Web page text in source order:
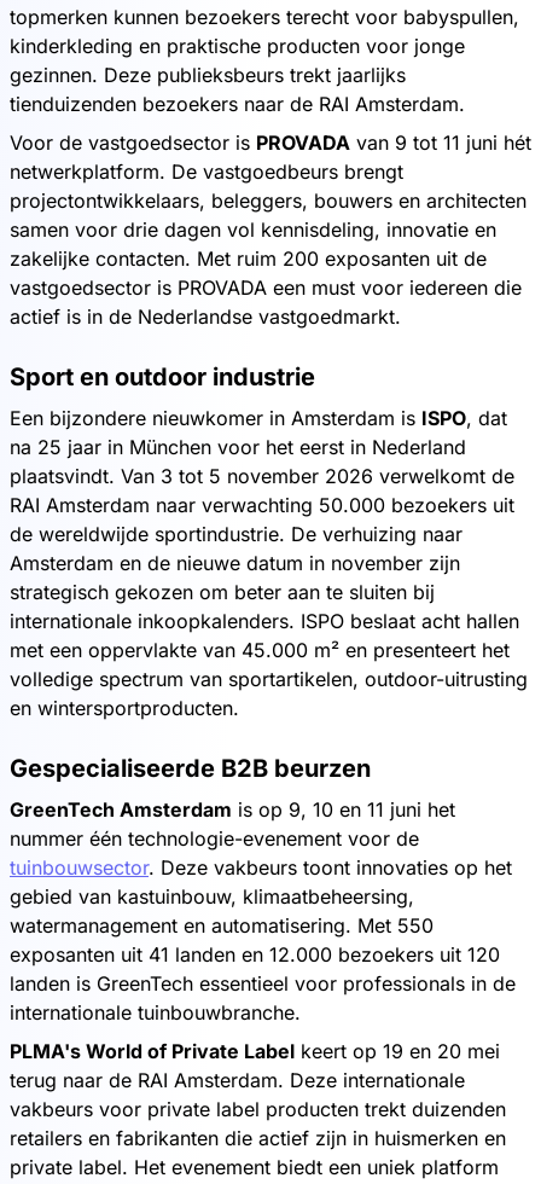
topmerken kunnen bezoekers terecht voor babyspullen,
kinderkleding en praktische producten voor jonge
gezinnen. Deze publieksbeurs trekt jaarlijks
tienduizenden bezoekers naar de RAI Amsterdam.
Voor de vastgoedsector is PROVADA van 9 tot 11 juni hét
netwerkplatform. De vastgoedbeurs brengt
projectontwikkelaars, beleggers, bouwers en architecten
samen voor drie dagen vol kennisdeling, innovatie en
zakelijke contacten. Met ruim 200 exposanten uit de
vastgoedsector is PROVADA een must voor iedereen die
actief is in de Nederlandse vastgoedmarkt.
Sport en outdoor industrie
Een bijzondere nieuwkomer in Amsterdam is ISPO, dat
na 25 jaar in München voor het eerst in Nederland
plaatsvindt. Van 3 tot 5 november 2026 verwelkomt de
RAI Amsterdam naar verwachting 50.000 bezoekers uit
de wereldwijde sportindustrie. De verhuizing naar
Amsterdam en de nieuwe datum in november zijn
strategisch gekozen om beter aan te sluiten bij
internationale inkoopkalenders. ISPO beslaat acht hallen
met een oppervlakte van 45.000 m² en presenteert het
volledige spectrum van sportartikelen, outdoor-uitrusting
en wintersportproducten.
Gespecialiseerde B2B beurzen
GreenTech Amsterdam is op 9, 10 en 11 juni het
nummer één technologie-evenement voor de
tuinbouwsector. Deze vakbeurs toont innovaties op het
gebied van kastuinbouw, klimaatbeheersing,
watermanagement en automatisering. Met 550
exposanten uit 41 landen en 12.000 bezoekers uit 120
landen is GreenTech essentieel voor professionals in de
internationale tuinbouwbranche.
PLMA's World of Private Label keert op 19 en 20 mei
terug naar de RAI Amsterdam. Deze internationale
vakbeurs voor private label producten trekt duizenden
retailers en fabrikanten die actief zijn in huismerken en
private label. Het evenement biedt een uniek platform